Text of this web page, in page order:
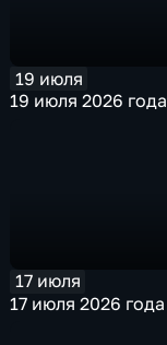
19 июля
19 июля 2026 года
17 июля
17 июля 2026 года